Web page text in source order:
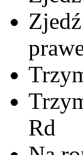
Rd